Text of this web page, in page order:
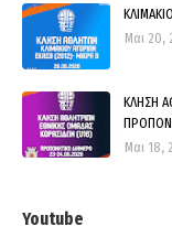
Μαι 20,
ΚΛΗΣΗ
Μαι 18,
Youtube